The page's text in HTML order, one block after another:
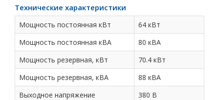
Технические характеристики
Мощность постоянная кВт
64 кВт
Мощность постоянная кВА
80 кВА
Мощность резервная, кВт
70.4 кВт
Мощность резервная, кВА
88 кВА
Выходное напряжение
380 В